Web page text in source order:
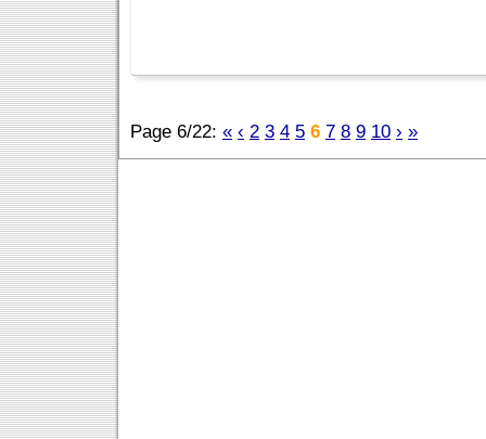
Page 6/22: « ‹ 2 3 4 5 6 7 8 9 10 › »